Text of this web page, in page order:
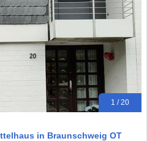
1 / 20
in Braunschweig OT